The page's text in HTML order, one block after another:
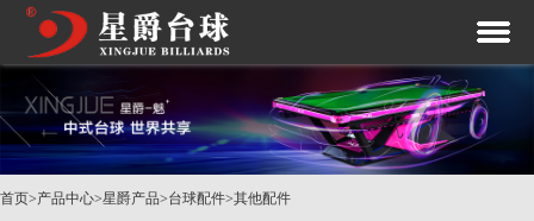
首页>产品中心>星爵产品>台球配件>其他配件